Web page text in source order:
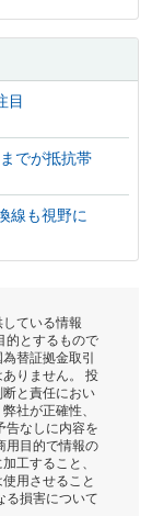
目
でが抵抗帯
線も視野に
ている情報
的とするもので
替証拠金取引
りません。 投
と責任におい
社が正確性、
告なしに内容を
用目的で情報の
工すること、
用させること
る損害について